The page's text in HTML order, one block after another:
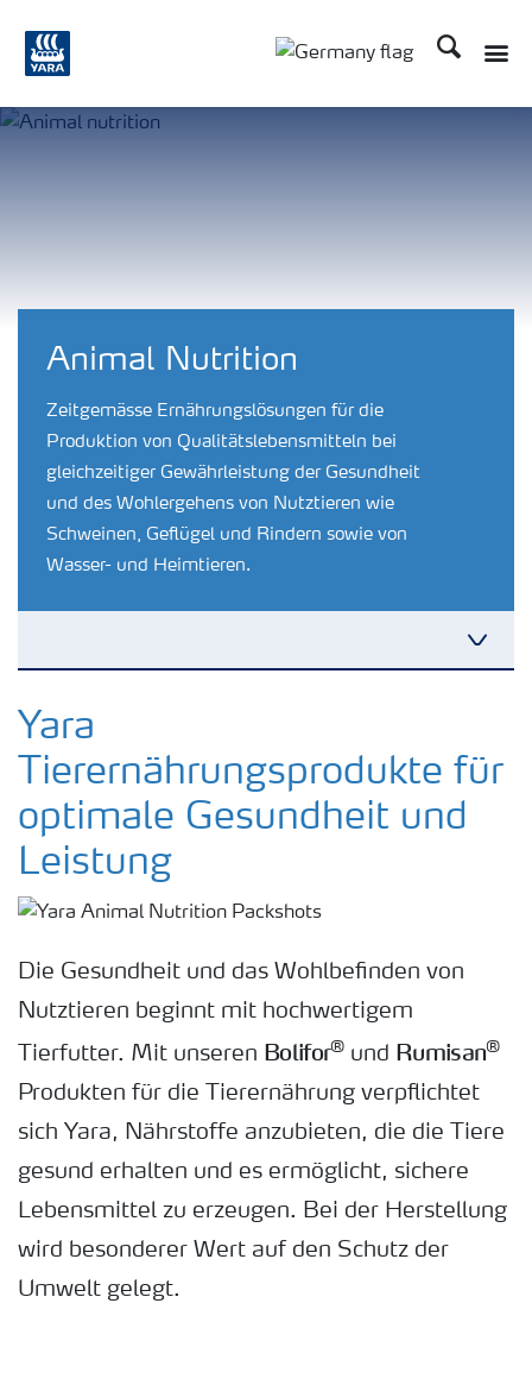
Suchen
Animal Nutrition
Zeitgemässe Ernährungslösungen für die
Produktion von Qualitätslebensmitteln bei
gleichzeitiger Gewährleistung der Gesundheit
und des Wohlergehens von Nutztieren wie
Schweinen, Geflügel und Rindern sowie von
Wasser- und Heimtieren.
Rumisan Futterharnstoff
Yara
Tierernährungsprodukte für
optimale Gesundheit und
Leistung
Die Gesundheit und das Wohlbefinden von
Nutztieren beginnt mit hochwertigem
Tierfutter. Mit unseren Bolifor® und Rumisan®
Produkten für die Tierernährung verpflichtet
sich Yara, Nährstoffe anzubieten, die die Tiere
gesund erhalten und es ermöglicht, sichere
Lebensmittel zu erzeugen. Bei der Herstellung
wird besonderer Wert auf den Schutz der
Umwelt gelegt.